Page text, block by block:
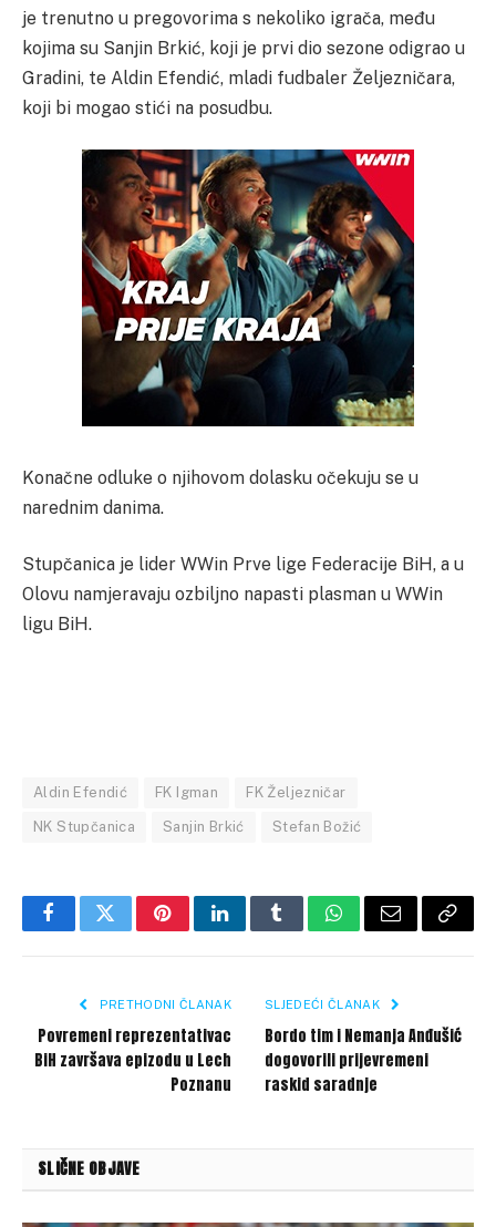
je trenutno u pregovorima s nekoliko igrača, među
kojima su Sanjin Brkić, koji je prvi dio sezone odigrao u
Gradini, te Aldin Efendić, mladi fudbaler Željezničara,
koji bi mogao stići na posudbu.
Konačne odluke o njihovom dolasku očekuju se u
narednim danima.
Stupčanica je lider WWin Prve lige Federacije BiH, a u
Olovu namjeravaju ozbiljno napasti plasman u WWin
ligu BiH.
Aldin Efendić FK Igman FK Željezničar
NK Stupčanica Sanjin Brkić Stefan Božić
FacebookTwitterPinterestLinkedInTumblrWhatsApp
Email Copy
PRETHODNI ČLANAK
Povremeni reprezentativac
BiH završava epizodu u Lech
Poznanu
SLJEDEĆI ČLANAK
Bordo tim i Nemanja Anđušić
dogovorili prijevremeni
raskid saradnje
SLIČNE OBJAVE